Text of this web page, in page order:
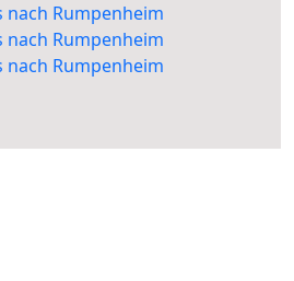
Rumpenheim
Rumpenheim
Rumpenheim